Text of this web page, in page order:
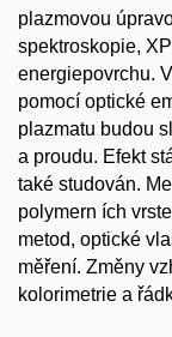
plazmovou
spektroskopie,
energiepovrchu.
pomocí optické
plazmatu budou
a proudu. Efekt
také studován.
polymern ích
metod, optické
měření. Změny
kolorimetrie a